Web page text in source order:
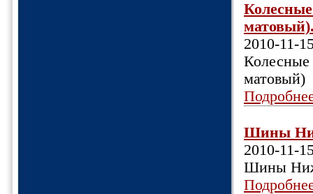
2010-11-
Колесные
матовый)
Шины
2010-11-
Шины